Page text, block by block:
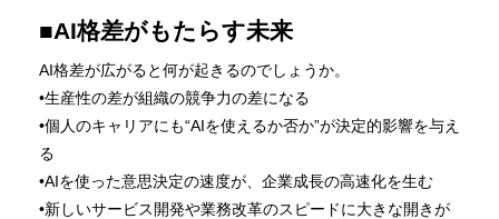
■AI格差がもたらす未来
AI格差が広がると何が起きるのでしょうか。
•生産性の差が組織の競争力の差になる
•個人のキャリアにも“AIを使えるか否か”が決定的影響を与え
る
•AIを使った意思決定の速度が、企業成長の高速化を生む
•新しいサービス開発や業務改革のスピードに大きな開きが